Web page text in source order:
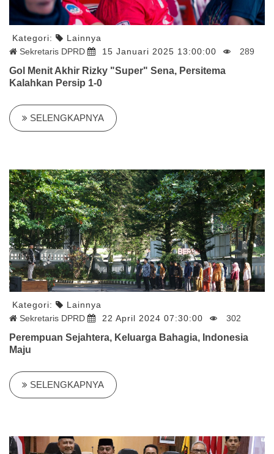
Kategori:
Lainnya
Sekretaris DPRD
15 Januari 2025 13:00:00 289
Gol Menit Akhir Rizky "Super" Sena, Persitema
Kalahkan Persip 1-0
SELENGKAPNYA
Kategori:
Lainnya
Sekretaris DPRD
22 April 2024 07:30:00 302
Perempuan Sejahtera, Keluarga Bahagia, Indonesia
Maju
SELENGKAPNYA